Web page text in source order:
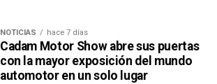
NOTICIAS hace 7 días
Cadam Motor Show abre sus puertas
con la mayor exposición del mundo
automotor en un solo lugar